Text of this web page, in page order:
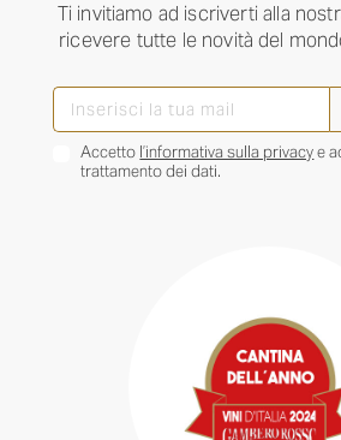
Ti invitiamo ad iscriverti alla
ricevere tutte le novità del
Accetto l’informativa sulla privacye
trattamento dei dati.